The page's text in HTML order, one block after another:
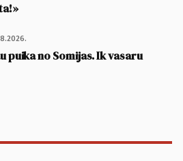
puika no Somijas. Ik vasaru